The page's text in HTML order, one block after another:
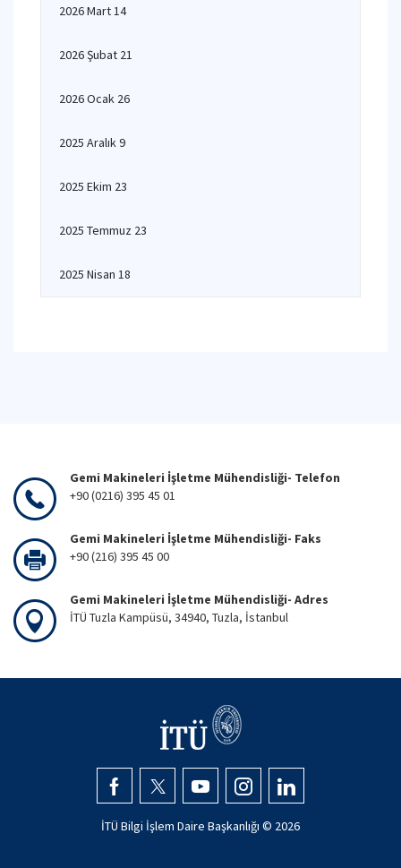
2026 Mart 14
2026 Şubat 21
2026 Ocak 26
2025 Aralık 9
2025 Ekim 23
2025 Temmuz 23
2025 Nisan 18
Gemi Makineleri İşletme Mühendisliği- Telefon
+90 (0216) 395 45 01
Gemi Makineleri İşletme Mühendisliği- Faks
+90 (216) 395 45 00
Gemi Makineleri İşletme Mühendisliği- Adres
İTÜ Tuzla Kampüsü, 34940, Tuzla, İstanbul
İTÜ Bilgi İşlem Daire Başkanlığı © 2026